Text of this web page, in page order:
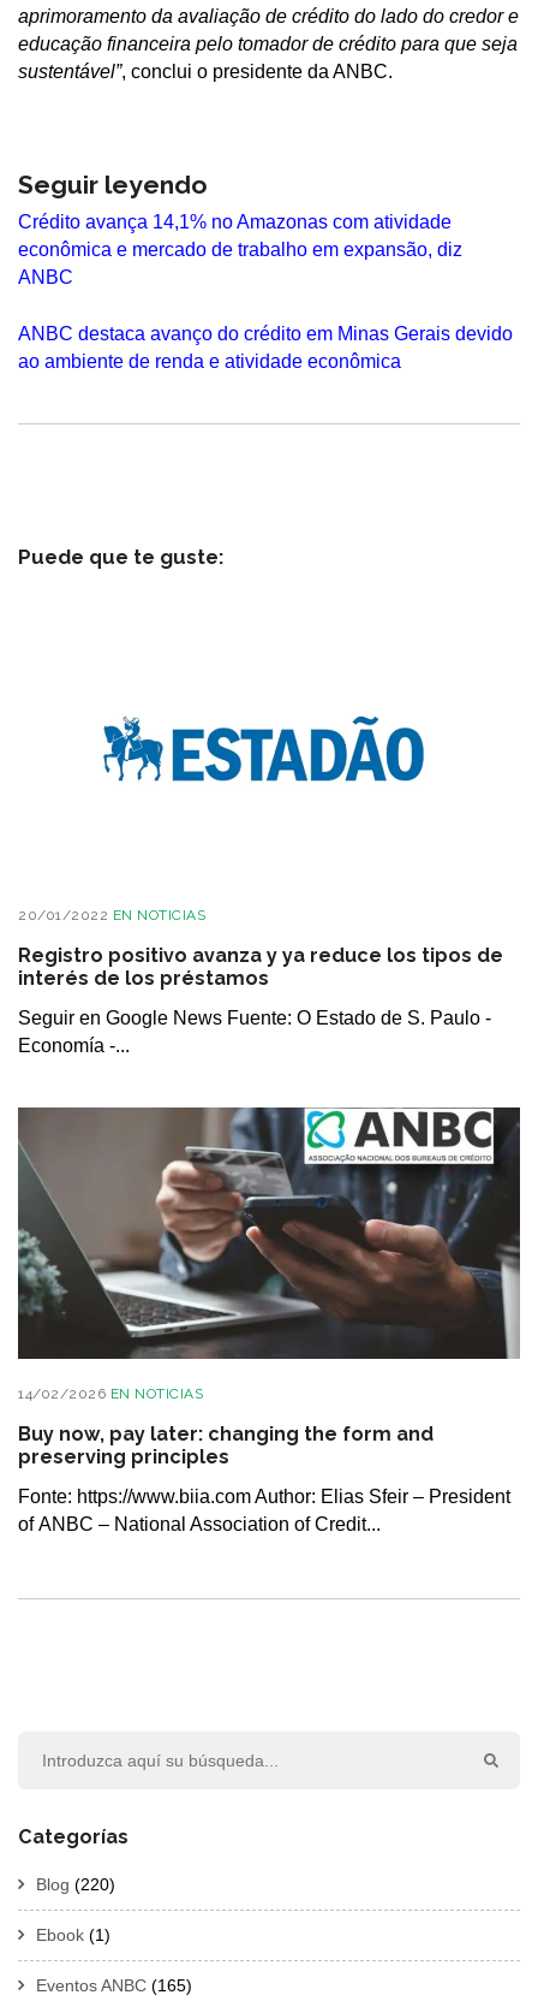
aprimoramento da avaliação de crédito do lado do credor e
educação financeira pelo tomador de crédito para que seja
sustentável”, conclui o presidente da ANBC.
Seguir leyendo
Crédito avança 14,1% no Amazonas com atividade
econômica e mercado de trabalho em expansão, diz
ANBC
ANBC destaca avanço do crédito em Minas Gerais devido
ao ambiente de renda e atividade econômica
Puede que te guste:
20/01/2022 EN NOTICIAS
Registro positivo avanza y ya reduce los tipos de
interés de los préstamos
Seguir en Google News Fuente: O Estado de S. Paulo -
Economía -...
14/02/2026 EN NOTICIAS
Buy now, pay later: changing the form and
preserving principles
Fonte: https://www.biia.com Author: Elias Sfeir – President
of ANBC – National Association of Credit...
Categorías
Blog (220)
Ebook (1)
Eventos ANBC (165)